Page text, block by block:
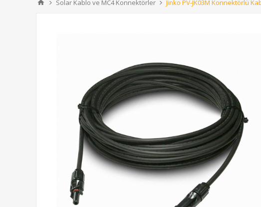
Solar Kablo ve MC4 Konnektörler Jinko PV-JK03M Konnektörlü